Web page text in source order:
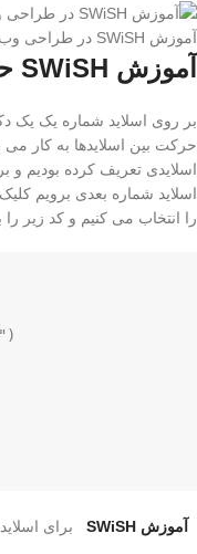
آموزش SWiSH در طراحی وب سایت
آموزش SWiSH حرکت بین اسلایدها
بر روی اسلاید شماره یک یک
اسلایدی تعریف کرده بودیم و
را انتخاب می کنیم و کد زیر را برای
آموزش SWiSH برای اسلاید شماره 2 نیز